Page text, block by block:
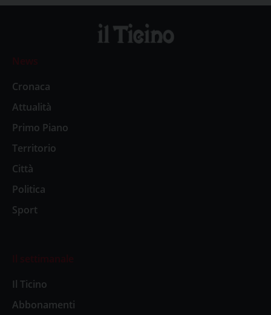
News
Cronaca
Attualità
Primo Piano
Territorio
Città
Politica
Sport
Il settimanale
Il Ticino
Abbonamenti